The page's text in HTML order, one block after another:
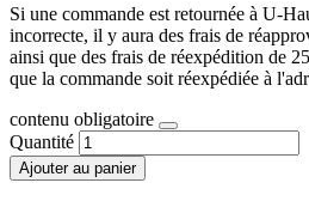
Si une commande est retournée à U-
incorrecte, il y aura des frais de
ainsi que des frais de réexpédition de
que la commande soit réexpédiée à
contenu obligatoire
Quantité
Ajouter au panier